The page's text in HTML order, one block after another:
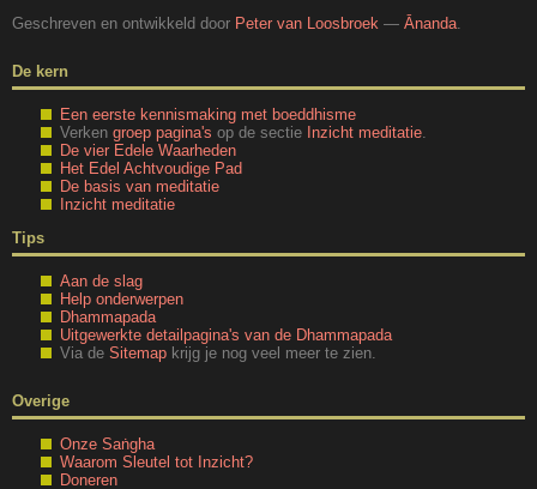
Geschreven en ontwikkeld door Peter van Loosbroek — Ānanda
De kern
Een eerste kennismaking met boeddhisme
Verken groep pagina's op de sectie Inzicht meditatie.
De vier Edele Waarheden
Het Edel Achtvoudige Pad
De basis van meditatie
Inzicht meditatie
Tips
Aan de slag
Help onderwerpen
Dhammapada
Uitgewerkte detailpagina's van de Dhammapada
Via de Sitemap krijg je nog veel meer te zien.
Overige
Onze Saṅgha
Waarom Sleutel tot Inzicht?
Doneren